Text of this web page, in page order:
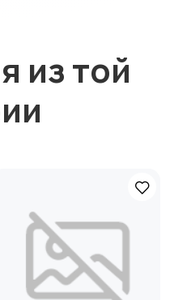
из той